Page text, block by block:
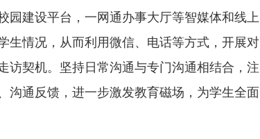
园建设平台，一网通办事大厅等智媒体和线上
生情况，从而利用微信、电话等方式，开展对
访契机。坚持日常沟通与专门沟通相结合，注
沟通反馈，进一步激发教育磁场，为学生全面